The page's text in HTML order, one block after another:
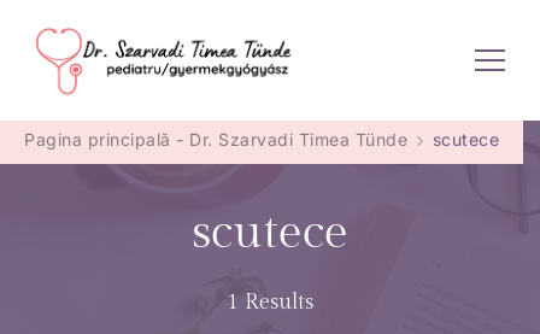
Dr. Szarvadi Timea Tünde
Pagina principală - Dr. Szarvadi Timea Tünde scutece
scutece
1 Results